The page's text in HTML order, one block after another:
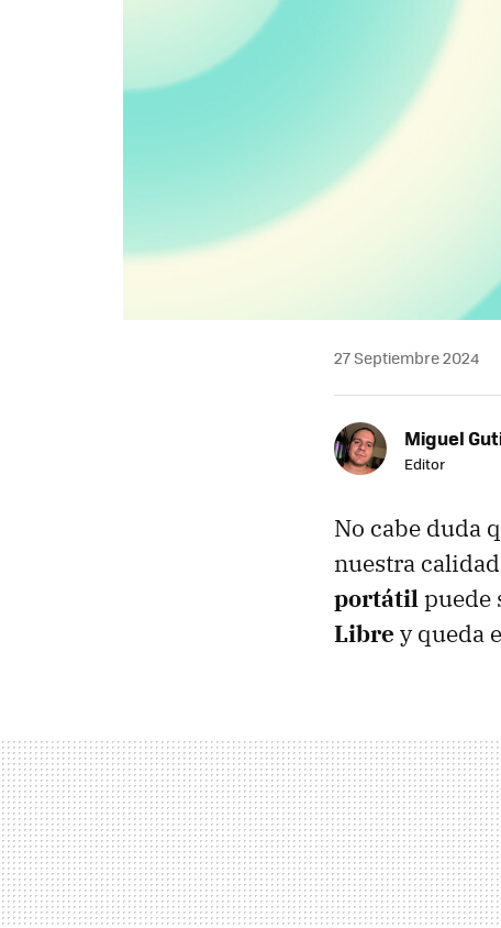
27 Septiembre 2024
Miguel
Editor
No cabe duda
nuestra
portátilpuede
Libre y queda